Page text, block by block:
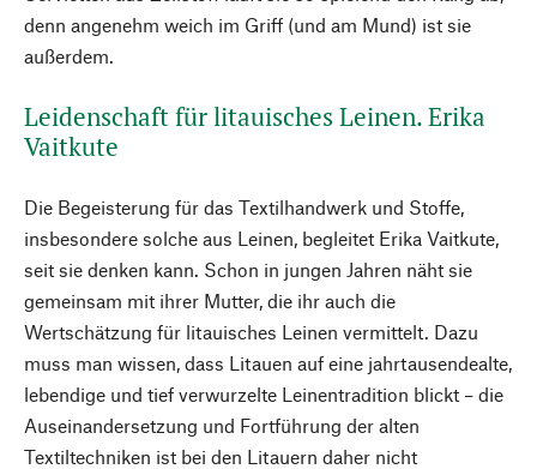
denn angenehm weich im Griff (und am Mund) ist sie
außerdem.
Leidenschaft für litauisches Leinen. Erika
Vaitkute
Die Begeisterung für das Textilhandwerk und Stoffe,
insbesondere solche aus Leinen, begleitet Erika Vaitkute,
seit sie denken kann. Schon in jungen Jahren näht sie
gemeinsam mit ihrer Mutter, die ihr auch die
Wertschätzung für litauisches Leinen vermittelt. Dazu
muss man wissen, dass Litauen auf eine jahrtausendealte,
lebendige und tief verwurzelte Leinentradition blickt – die
Auseinandersetzung und Fortführung der alten
Textiltechniken ist bei den Litauern daher nicht